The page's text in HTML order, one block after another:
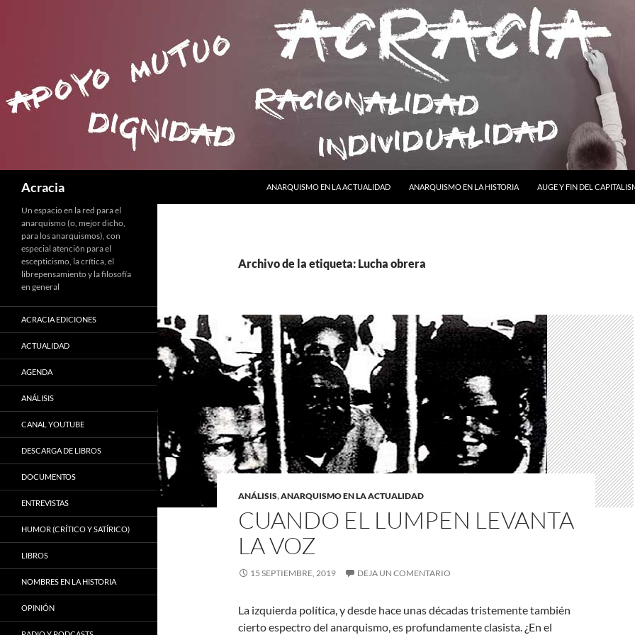
Acracia
ANARQUISMO EN LA ACTUALIDAD
ANARQUISMO EN LA HISTORIA AUGE Y FIN DEL
Archivo de la etiqueta: Lucha obrera
ANÁLISIS,ANARQUISMO EN LA ACTUALIDAD
CUANDO EL LUMPEN LEVANTA
LA VOZ
15 SEPTIEMBRE, 2019 DEJA UN COMENTARIO
La izquierda política, y desde hace unas décadas tristemente también
cierto espectro del anarquismo, es profundamente clasista. ¿En el
Un espacio en la red para el
anarquismo (o, mejor dicho,
para los anarquismos), con
especial atención para el
escepticismo, la crítica, el
librepensamiento y la filosofía
en general
ACRACIA EDICIONES
ACTUALIDAD
AGENDA
ANÁLISIS
CANAL YOUTUBE
DESCARGA DE LIBROS
DOCUMENTOS
ENTREVISTAS
HUMOR (CRÍTICO Y SATÍRICO)
LIBROS
NOMBRES EN LA HISTORIA
OPINIÓN